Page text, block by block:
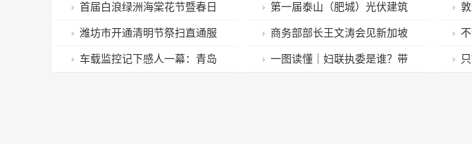
叔，还想请周军，吴曦经常给她
点赞
播电视台战略协作签约仪式举行 求
对
​首届白浪绿洲海棠花节暨春日
芳华园游会
第一届泰山（肥城）光伏建筑
一体化高质量发展论坛开幕 树6
​潍坊市开通清明节祭扫直通服
务 倡议“鲜花换纸钱”
商务部部长王文涛会见新加坡
贸工部部长颜金勇 些
车载监控记下感人一幕：青岛 一图读懂｜妇联执委是谁？带